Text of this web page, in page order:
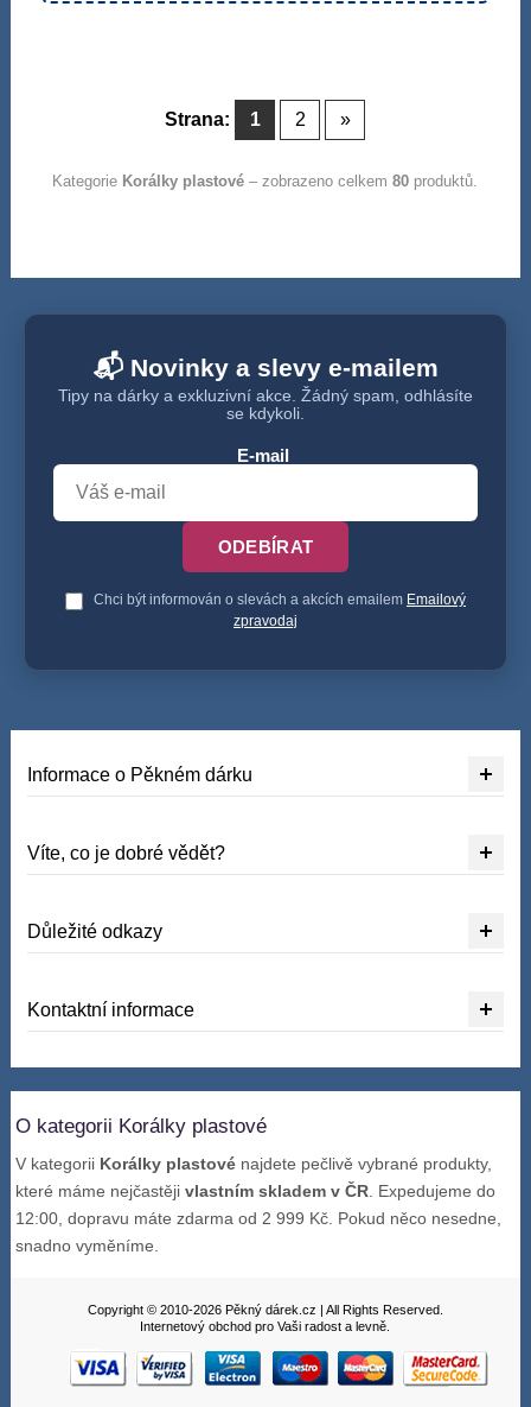
Strana: 1 2 »
Kategorie Korálky plastové – zobrazeno celkem80 produktů.
📬 Novinky a slevy e-mailem
Tipy na dárky a exkluzivní akce. Žádný spam, odhlásíte
se kdykoli.
E-mail
ODEBÍRAT
Chci být informován o slevách a akcích emailem Emailový
zpravodaj
Informace o Pěkném dárku
Víte, co je dobré vědět?
Důležité odkazy
Kontaktní informace
O kategorii Korálky plastové
V kategorii Korálky plastové najdete pečlivě vybrané produkty,
které máme nejčastějivlastním skladem v ČR . Expedujeme do
12:00, dopravu máte zdarma od 2 999 Kč. Pokud něco nesedne,
snadno vyměníme.
Copyright © 2010-2026 Pěkný dárek.cz | All Rights Reserved.
Internetový obchod pro Vaši radost a levně.